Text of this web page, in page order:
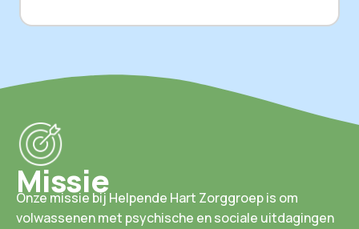
Missie
Onze missie bij Helpende Hart Zorggroep is om
volwassenen met psychische en sociale uitdagingen